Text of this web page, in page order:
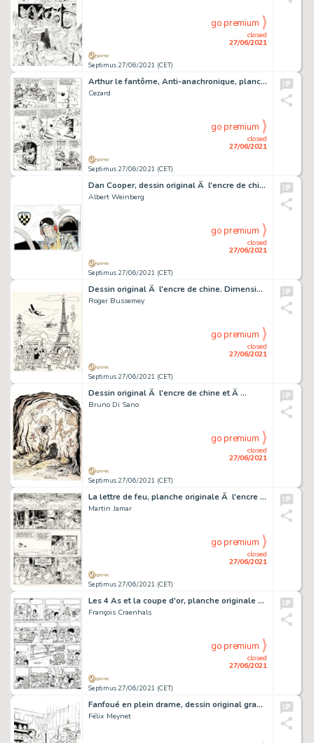
Septimus 27/06/2021 (CET)
closed
27/06/2021
go premium
Arthur le fantôme, Anti-anachronique, planche originale Ã …
Cezard
Septimus 27/06/2021 (CET)
closed
27/06/2021
go premium
Dan Cooper, dessin original Ã l'encre de chine et Ã …
Albert Weinberg
Septimus 27/06/2021 (CET)
closed
27/06/2021
go premium
Dessin original Ã l'encre de chine. Dimensions : 35 cm…
Roger Bussemey
Septimus 27/06/2021 (CET)
closed
27/06/2021
go premium
Dessin original Ã l'encre de chine et Ã …
Bruno Di Sano
Septimus 27/06/2021 (CET)
closed
27/06/2021
go premium
La lettre de feu, planche originale Ã l'encre chine…
Martin Jamar
Septimus 27/06/2021 (CET)
closed
27/06/2021
go premium
Les 4 As et la coupe d'or, planche originale Ã …
François Craenhals
Septimus 27/06/2021 (CET)
closed
27/06/2021
go premium
Fanfoué en plein drame, dessin original grand format Ã …
Félix Meynet